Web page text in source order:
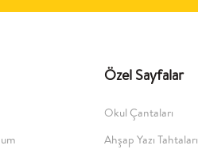
Özel Sayfalar
Okul Çantaları
Ahşap Yazı Tahtaları